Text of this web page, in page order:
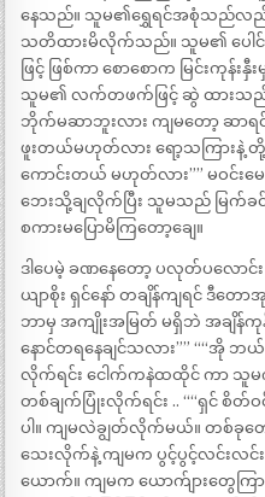
နေသည်။ သူမ၏ရွှေရင်အစုံသည်လည်း
သတိထားမိလိုက်သည်။ သူမ၏ ပေ
ဖြင့် ဖြစ်ကာ စောစောက မြင်းကု
သူမ၏ လက်တဖက်ဖြင့် ဆွဲ ထားသ
ဘိုက်မဆာဘူးလား ကျမတော့ ဆာရ
ဖူးတယ်မဟုတ်လား ရော့သကြားနဲ့ တို့
ကောင်းတယ် မဟုတ်လား”” မဝင်း
ဘေးသို့ချလိုက်ပြီး သူမသည် မြက်ခ
စကားမပြောမိကြတော့ချေ။
ဒါပေမဲ့ ခဏနေတော့ ပလုတ်ပလောင်း
ယျာစိုး ရှင်နော် တချိန်ကျရင် ဒီတေ
ဘာမှ အကျိုးအမြတ် မရှိဘဲ အချိန်ကုန်
နောင်တရနေချင်သလား”” ““အို ဘယ်ရ
လိုက်ရင်း ငေါက်ကနဲထထိုင် ကာ သူ
တစ်ချက်ပြုံးလိုက်ရင်း .. ““ရှင် စိ
ပါ။ ကျမလဲချွတ်လိုက်မယ်။ တစ်ခု
သေးလိုက်နဲ့ ကျမက ပွင့်ပွင့်လင်းလင်
ယောက်။ ကျမက ယောက်ျားတွေကြာ